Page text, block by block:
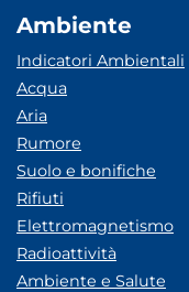
Ambiente
Indicatori Ambientali
Acqua
Aria
Rumore
Suolo e bonifiche
Rifiuti
Elettromagnetismo
Radioattività
Ambiente e Salute